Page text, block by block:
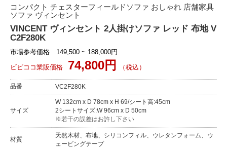
コンパクト チェスターフィールドソファ おしゃれ 店舗家具
ソファ ヴィンセント
VINCENT ヴィンセント 2人掛けソファ レッド 布地 V
C2F280K
市場参考価格 149,500 ~ 188,000円
ビビココ業販価格
74,800円 （税込）
品番 VC2F280K
サイズ
W 132cm x D 78cm x H 69/シート高:45cm
2シートサイズ:W 96cm x D 50cm
※若干の誤差はお許し下さい
材質
天然木材、布地、シリコンフィル、ウレタンフォーム、ウ
ェービングテープ